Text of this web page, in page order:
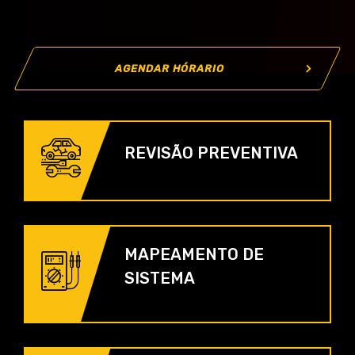
AGENDAR HÓRARIO
REVISÃO PREVENTIVA
MAPEAMENTO DE
SISTEMA